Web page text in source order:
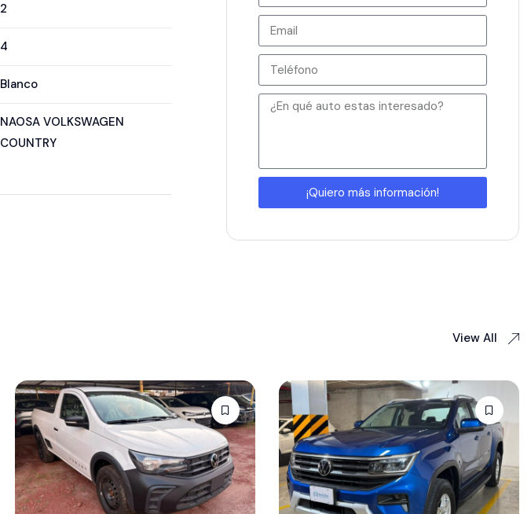
2
4
Blanco
NAOSA VOLKSWAGEN
COUNTRY
¡Quiero más información!
View All